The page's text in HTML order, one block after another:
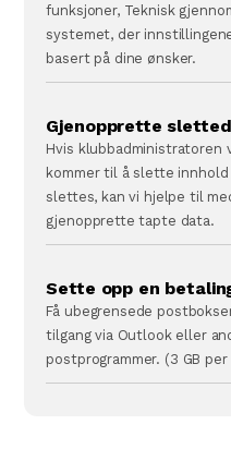
funksjoner, Teknisk
systemet, der
basert på dine ønsker.
Gjenopprette
Hvis klubbadministratoren
kommer til å slette innhold
slettes, kan vi hjelpe til
gjenopprette tapte data.
Sette opp en
Få ubegrensede
tilgang via Outlook eller
postprogrammer. (3 GB